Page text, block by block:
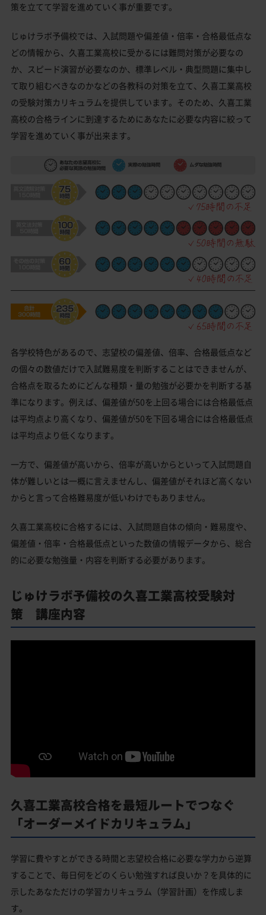
策を立てて学習を進めていく事が重要です。
じゅけラボ予備校では、入試問題や偏差値・倍率・合格最低点な
どの情報から、久喜工業高校に受かるには難問対策が必要なの
か、スピード演習が必要なのか、標準レベル・典型問題に集中し
て取り組むべきなのかなどの各教科の対策を立て、久喜工業高校
の受験対策カリキュラムを提供しています。そのため、久喜工業
高校の合格ラインに到達するためにあなたに必要な内容に絞って
学習を進めていく事が出来ます。
各学校特色があるので、志望校の偏差値、倍率、合格最低点など
の個々の数値だけで入試難易度を判断することはできませんが、
合格点を取るためにどんな種類・量の勉強が必要かを判断する基
準になります。例えば、偏差値が50を上回る場合には合格最低点
は平均点より高くなり、偏差値が50を下回る場合には合格最低点
は平均点より低くなります。
一方で、偏差値が高いから、倍率が高いからといって入試問題自
体が難しいとは一概に言えませんし、偏差値がそれほど高くない
からと言って合格難易度が低いわけでもありません。
久喜工業高校に合格するには、入試問題自体の傾向・難易度や、
偏差値・倍率・合格最低点といった数値の情報データから、総合
的に必要な勉強量・内容を判断する必要があります。
じゅけラボ予備校の久喜工業高校受験対
策 講座内容
久喜工業高校合格を最短ルートでつなぐ
「オーダーメイドカリキュラム」
学習に費やすとができる時間と志望校合格に必要な学力から逆算
することで、毎日何をどのくらい勉強すれば良いか？を具体的に
示したあなただけの学習カリキュラム（学習計画）を作成しま
す。